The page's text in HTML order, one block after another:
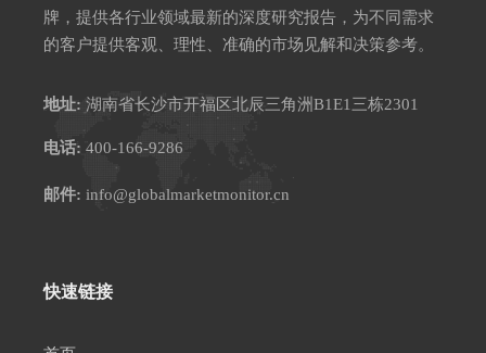
牌，提供各行业领域最新的深度研究报告，为不同需求
的客户提供客观、理性、准确的市场见解和决策参考。
地址: 湖南省长沙市开福区北辰三角洲B1E1三栋2301
电话: 400-166-9286
邮件: info@globalmarketmonitor.cn
快速链接